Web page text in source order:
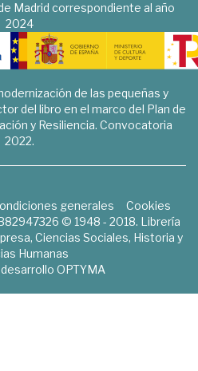
Madrid correspondiente al año
2024
de las pequeñas y
del libro en el marco del Plan de
y Resiliencia. Convocatoria
2022.
generales
Cookies
© 1948 - 2018. Librería
Ciencias Sociales, Historia y
Humanas
OPTYMA